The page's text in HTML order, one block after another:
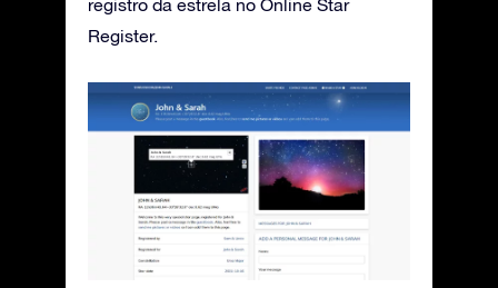
registro da estrela no Online Star
Register.